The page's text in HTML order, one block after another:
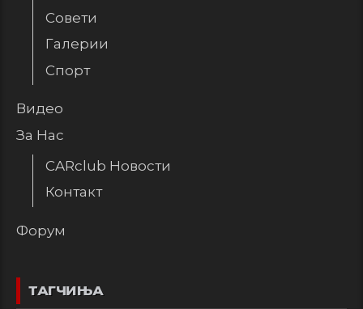
Совети
Галерии
Спорт
Видео
За Нас
CARclub Новости
Контакт
Форум
ТАГЧИЊА